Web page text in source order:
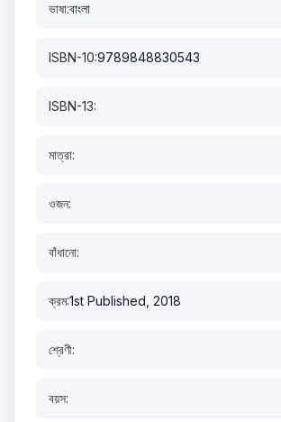
ভাষা:বাংলা
ISBN-10:9789848830543
ISBN-13:
মাত্রা:
ওজন:
বাঁধানো:
ক্রম:1st Published, 2018
শ্রেণী:
বয়স: